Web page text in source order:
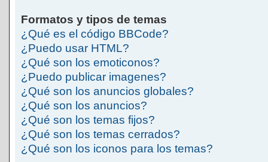
Formatos y tipos de temas
¿Qué es el código BBCode?
¿Puedo usar HTML?
¿Qué son los emoticonos?
¿Puedo publicar imagenes?
¿Qué son los anuncios globales?
¿Qué son los anuncios?
¿Qué son los temas fijos?
¿Qué son los temas cerrados?
¿Qué son los iconos para los temas?